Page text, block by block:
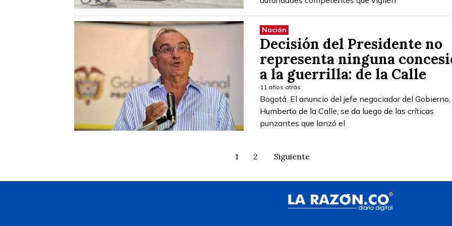
Nación
Decisión del Presidente no
representa ninguna
a la guerrilla: de la Calle
11 años atrás
Bogotá. El anuncio del jefe negociador del Gobierno,
Humberto de la Calle, se da luego de las críticas
punzantes que lanzó el
1 2 Siguiente